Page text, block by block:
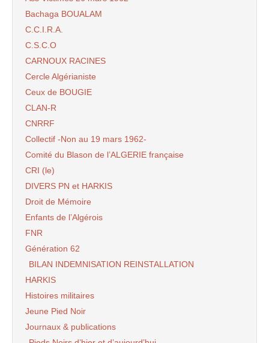
Bachaga BOUALAM
C.C.I.R.A.
C.S.C.O
CARNOUX RACINES
Cercle Algérianiste
Ceux de BOUGIE
CLAN-R
CNRRF
Collectif -Non au 19 mars 1962-
Comité du Blason de l’ALGERIE française
CRI (le)
DIVERS PN et HARKIS
Droit de Mémoire
Enfants de l’Algérois
FNR
Génération 62
BILAN INDEMNISATION REINSTALLATION
HARKIS
Histoires militaires
Jeune Pied Noir
Journaux & publications